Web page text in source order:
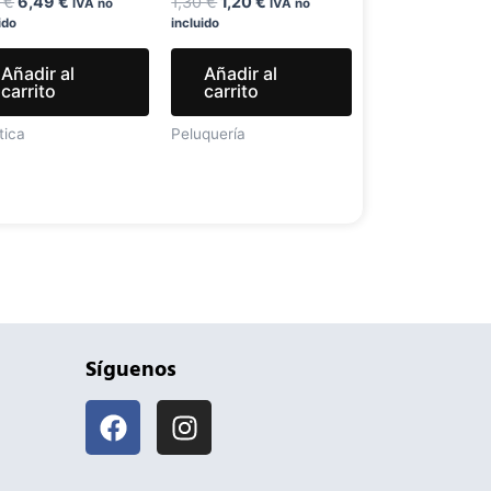
IVA no
Añadir al
carrito
IVA no
incluido
Añadir al
carrito
Peluquería
Síguenos
F
a
I
n